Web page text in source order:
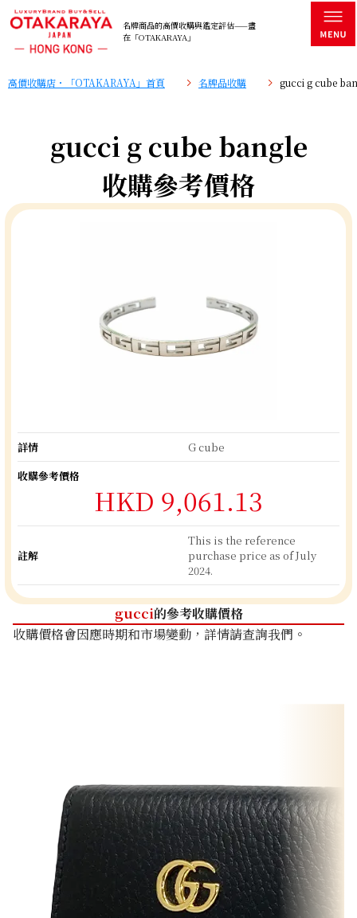
名牌商品的高價收購與鑑定評估——盡
在「OTAKARAYA」
高價收購店・「OTAKARAYA」首頁 名牌品收購 gucci g cube
gucci g cube bangle
收購參考價格
詳情
G cube
收購參考價格
HKD 9,061.13
註解
This is the reference
purchase price as of July
2024.
gucci的參考收購價格
收購價格會因應時期和市場變動，詳情請查詢我們。